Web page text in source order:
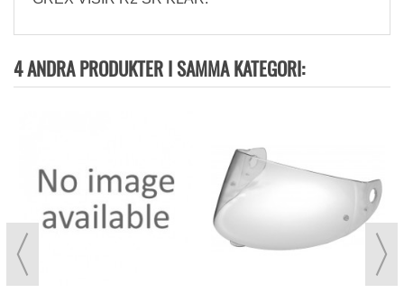
4 ANDRA PRODUKTER I SAMMA KATEGORI: